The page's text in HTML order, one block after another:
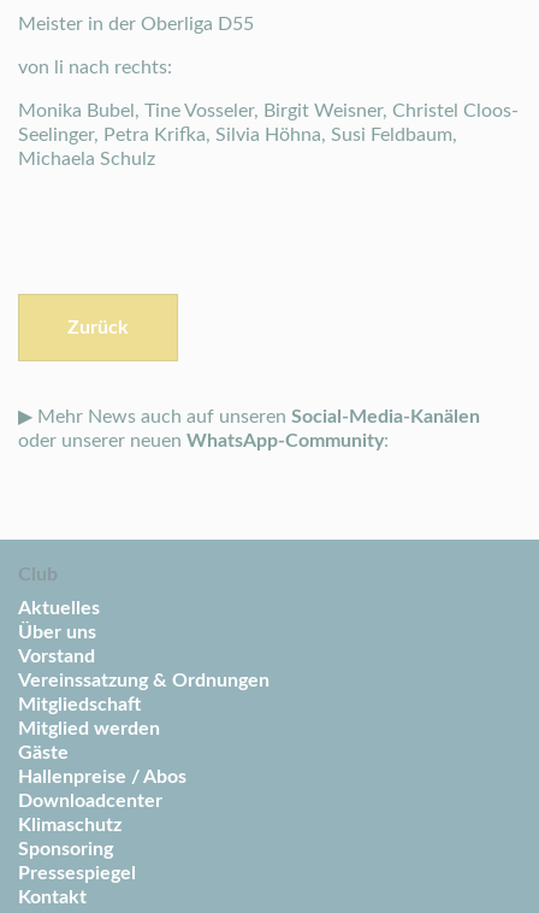
Meister in der Oberliga D55
von li nach rechts:
Monika Bubel, Tine Vosseler, Birgit Weisner, Christel Cloos-
Seelinger, Petra Krifka, Silvia Höhna, Susi Feldbaum,
Michaela Schulz
Zurück
▶ Mehr News auch auf unseren Social-Media-Kanälen
oder unserer neuen WhatsApp-Community:
Club
Aktuelles
Über uns
Vorstand
Vereinssatzung & Ordnungen
Mitgliedschaft
Mitglied werden
Gäste
Hallenpreise / Abos
Downloadcenter
Klimaschutz
Sponsoring
Pressespiegel
Kontakt